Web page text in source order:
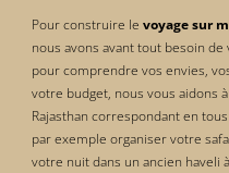
Pour construire le voyage sur
nous avons avant tout besoin
pour comprendre vos envies,
votre budget, nous vous aidons
Rajasthan correspondant en
par exemple organiser votre
votre nuit dans un ancien haveli